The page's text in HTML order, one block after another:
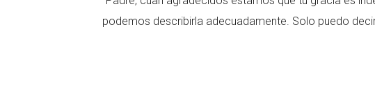
podemos describirla adecuadamente. Solo puedo